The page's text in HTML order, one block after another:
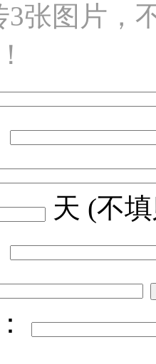
3张图片，
天 (不